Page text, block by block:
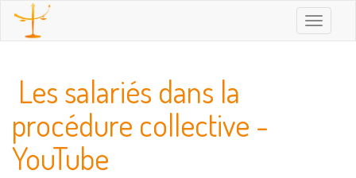
Toggle
Les salariés dans la
procédure collective -
YouTube